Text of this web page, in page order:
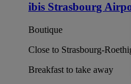
ibis Strasbourg
Boutique
Close to Strasbourg-
Breakfast to take away